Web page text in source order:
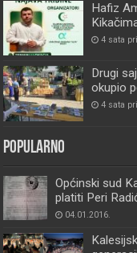
Hafiz
4 sata
Drugi
okupio
4 sata
Popularno
Općinski sud
platiti Peri
04.01.2016.